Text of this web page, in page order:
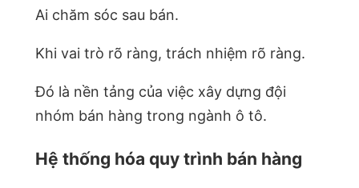
Ai chăm sóc sau bán.
Khi vai trò rõ ràng, trách nhiệm rõ ràng.
Đó là nền tảng của việc xây dựng đội
nhóm bán hàng trong ngành ô tô.
Hệ thống hóa quy trình bán hàng